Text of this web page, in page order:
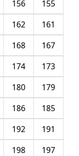
155
156
161
162
167
168
173
174
179
180
185
186
191
192
197
198